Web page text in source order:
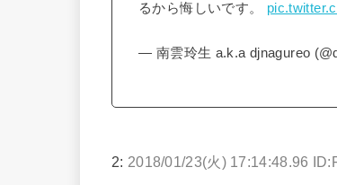
るから悔しいです。
— 南雲玲生 a.k.a djnagureo
2: 2018/01/23(火) 17:14:48.96